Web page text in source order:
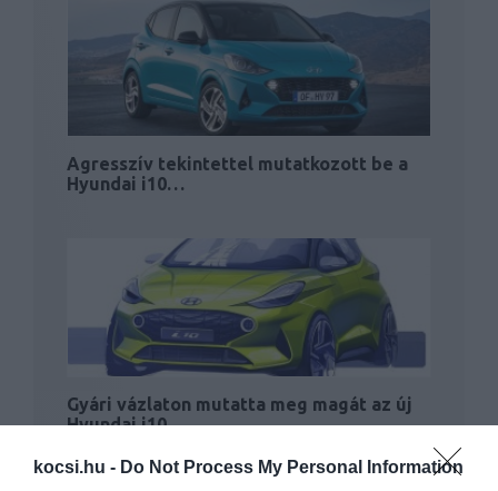
kocsi.hu - Do Not Process My Personal Information
Agresszív tekintettel mutatkozott be a
Hyundai i10…
Gyári vázlaton mutatta meg magát az új
Hyundai i10